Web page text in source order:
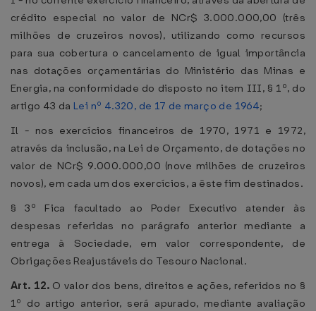
crédito especial no valor de NCr$ 3.000.000,00 (três
milhões de cruzeiros novos), utilizando como recursos
para sua cobertura o cancelamento de igual importância
nas dotações orçamentárias do Ministério das Minas e
Energia, na conformidade do disposto no item III, § 1º, do
artigo 43 da Lei nº 4.320, de 17 de março de 1964;
Il - nos exercícios financeiros de 1970, 1971 e 1972,
através da inclusão, na Lei de Orçamento, de dotações no
valor de NCr$ 9.000.000,00 (nove milhões de cruzeiros
novos), em cada um dos exercícios, a êste fim destinados.
§ 3º Fica facultado ao Poder Executivo atender às
despesas referidas no parágrafo anterior mediante a
entrega à Sociedade, em valor correspondente, de
Obrigações Reajustáveis do Tesouro Nacional.
Art. 12. O valor dos bens, direitos e ações, referidos no §
1º do artigo anterior, será apurado, mediante avaliação